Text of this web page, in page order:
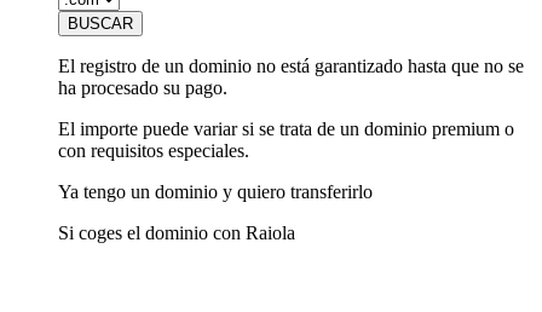
El registro de un dominio no está garantizado hasta que no se
ha procesado su pago.
El importe puede variar si se trata de un dominio premium o
con requisitos especiales.
Ya tengo un dominio y quiero transferirlo
Si coges el dominio con Raiola